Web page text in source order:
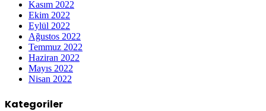
Kasım 2022
Ekim 2022
Eylül 2022
Ağustos 2022
Temmuz 2022
Haziran 2022
Mayıs 2022
Nisan 2022
Kategoriler